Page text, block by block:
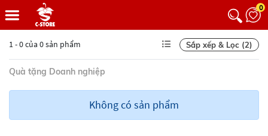
0
1 - 0 của 0 sản phẩm Sắp xếp & Lọc (2)
Quà tặng Doanh nghiệp
Không có sản phẩm